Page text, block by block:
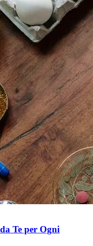
Te per Ogni